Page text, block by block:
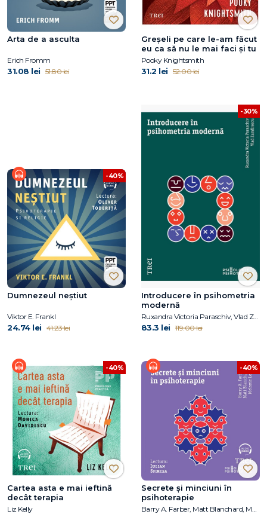
Arta de a asculta
Erich Fromm
31.08 lei 51.80 lei
Greșeli pe care le-am făcut
eu ca să nu le mai faci și tu
Pooky Knightsmith
31.2 lei 52.00 lei
-40%
Dumnezeul neștiut
Viktor E. Frankl
24.74 lei 41.23 lei
-30%
Introducere în psihometria
modernă
Ruxandra Victoria Paraschiv, Vlad Zamfirescu
83.3 lei 119.00 lei
-40%
Cartea asta e mai ieftină
decât terapia
Liz Kelly
-40%
Secrete și minciuni în
psihoterapie